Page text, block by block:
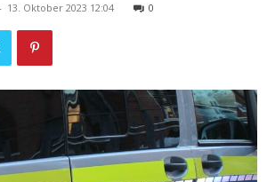
13. Oktober 2023 12:04 0